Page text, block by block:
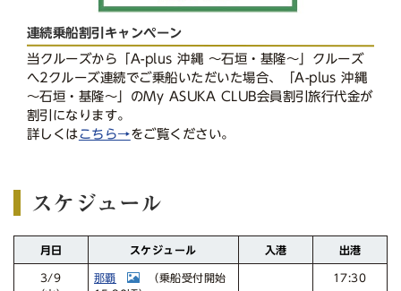
連続乗船割引キャンペーン
当クルーズから「A-plus 沖縄 〜石垣・基隆〜」クルーズ
へ2クルーズ連続でご乗船いただいた場合、「A-plus 沖縄
〜石垣・基隆〜」のMy ASUKA CLUB会員割引旅行代金が
割引になります。
詳しくはこちら→をご覧ください。
スケジュール
月日 スケジュール 入港 出港
3/9 那覇 （乗船受付開始 17:30